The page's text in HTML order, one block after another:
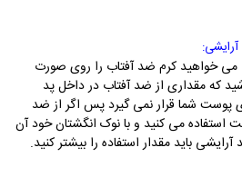
می خواهید کرم ضد آفتاب را روی صورت
که مقداری از ضد آفتاب در داخل پد
شما قرار نمی گیرد پس اگر از ضد
1 یا 2 بند انگشت استفاده می کنید و با نوک انگشتان خود آن
باید مقدار استفاده را بیشتر کنید.